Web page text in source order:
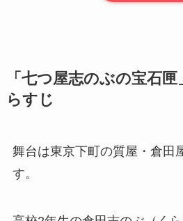
「七つ屋志のぶの宝石
らすじ
舞台は東京下町の質屋・倉田
す。